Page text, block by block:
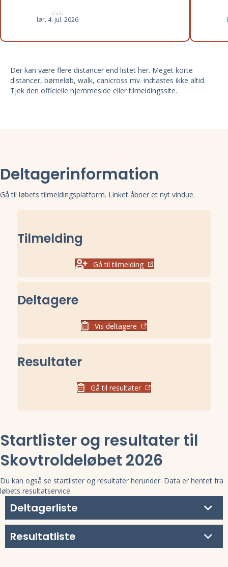
Dato
lør. 4. jul. 2026
Der kan være flere distancer end listet her. Meget korte
distancer, børneløb, walk, canicross mv. indtastes ikke altid.
Tjek den officielle hjemmeside eller tilmeldingssite.
Deltagerinformation
Gå til løbets tilmeldingsplatform. Linket åbner et nyt vindue.
Tilmelding
Gå til tilmelding
Deltagere
Vis deltagere
Resultater
Gå til resultater
Startlister og resultater til
Skovtroldeløbet 2026
Du kan også se startlister og resultater herunder. Data er hentet fra
løbets resultatservice.
Deltagerliste
Resultatliste